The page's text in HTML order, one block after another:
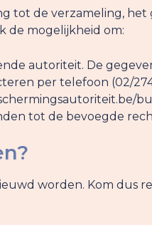
tot de verzameling,
de mogelijkheid om:
autoriteit. De
per telefoon (02/
tot de bevoegde
worden. Kom dus